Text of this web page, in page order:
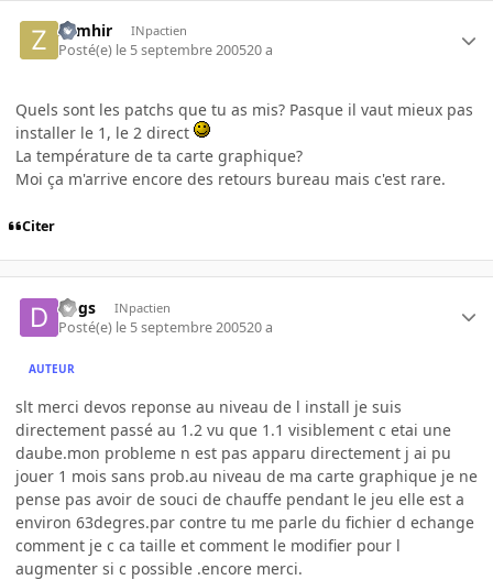
zumhir INpactien
Posté(e) le 5 septembre 200520 a
Quels sont les patchs que tu as mis? Pasque il vaut mieux pas
installer le 1, le 2 direct
La température de ta carte graphique?
Moi ça m'arrive encore des retours bureau mais c'est rare.
Citer
dogs INpactien
Posté(e) le 5 septembre 200520 a
AUTEUR
slt merci devos reponse au niveau de l install je suis
directement passé au 1.2 vu que 1.1 visiblement c etai une
daube.mon probleme n est pas apparu directement j ai pu
jouer 1 mois sans prob.au niveau de ma carte graphique je ne
pense pas avoir de souci de chauffe pendant le jeu elle est a
environ 63degres.par contre tu me parle du fichier d echange
comment je c ca taille et comment le modifier pour l
augmenter si c possible .encore merci.